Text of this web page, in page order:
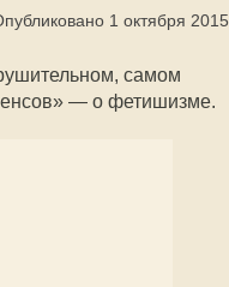
1 октября 2015
самом
— о фетишизме.